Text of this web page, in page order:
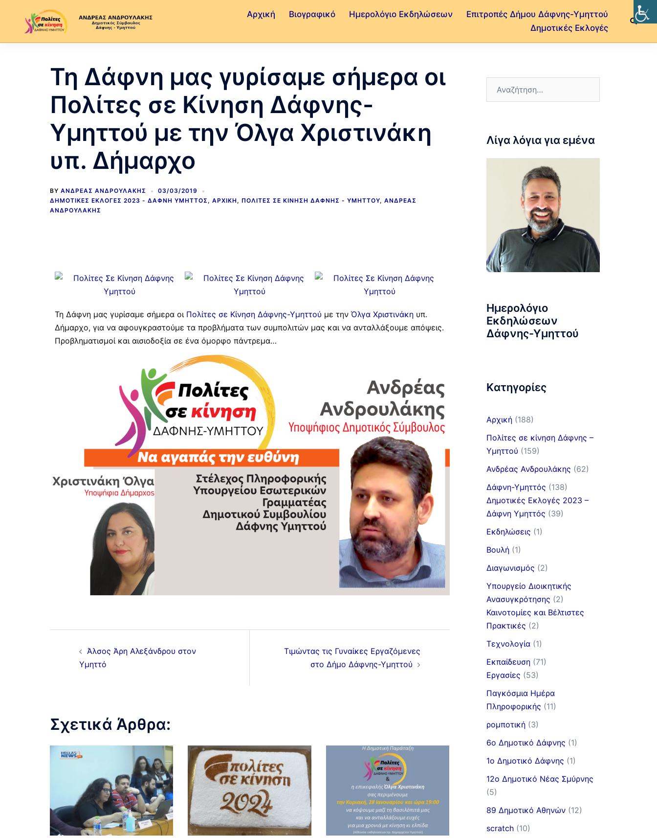
Αρχική Βιογραφικό Ημερολόγιο Εκδηλώσεων
Επιτροπές Δήμου Δάφνης-Υμηττού
Δημοτικές Εκλογές
Τη Δάφνη μας γυρίσαμε σήμερα οι
Πολίτες σε Κίνηση Δάφνης-
Υμηττού με την Όλγα Χριστινάκη
υπ. Δήμαρχο
BY ΑΝΔΡΈΑΣ ΑΝΔΡΟΥΛΆΚΗΣ
03/03/2019
ΔΗΜΟΤΙΚΈΣ ΕΚΛΟΓΈΣ 2023 - ΔΆΦΝΗ ΥΜΗΤΤΌΣ , ΑΡΧΙΚΉ , ΠΟΛΊΤΕΣ ΣΕ ΚΊΝΗΣΗ ΔΆΦΝΗΣ - ΥΜΗΤΤΟΎ, ΑΝΔΡΈΑΣ
ΑΝΔΡΟΥΛΆΚΗΣ
Τη Δάφνη μας γυρίσαμε σήμερα οι Πολίτες σε Κίνηση Δάφνης-Υμηττού με την Όλγα Χριστινάκη υπ.
Δήμαρχο, για να αφουγκραστούμε τα προβλήματα των συμπολιτών μας και να ανταλλάξουμε απόψεις.
Προβληματισμοί και αισιοδοξία σε ένα όμορφο πάντρεμα…
Άλσος Άρη Αλεξάνδρου στον
Υμηττό
Τιμώντας τις Γυναίκες Εργαζόμενες
στο Δήμο Δάφνης-Υμηττού
Σχετικά Άρθρα:
Λίγα λόγια για εμένα
Ημερολόγιο
Εκδηλώσεων
Δάφνης-Υμηττού
Kατηγορίες
Αρχική(188)
Πολίτες σε κίνηση Δάφνης –
Υμηττού (159)
Ανδρέας Ανδρουλάκης (62)
Δάφνη-Υμηττός (138)
Δημοτικές Εκλογές 2023 –
Δάφνη Υμηττός (39)
Εκδηλώσεις (1)
Βουλή(1)
Διαγωνισμός (2)
Υπουργείο Διοικητικής
Ανασυγκρότησης (2)
Καινοτομίες και Βέλτιστες
Πρακτικές (2)
Τεχνολογία(1)
Εκπαίδευση(71)
Εργασίες (53)
Παγκόσμια Ημέρα
Πληροφορικής (11)
ρομποτική(3)
6ο Δημοτικό Δάφνης (1)
1ο Δημοτικό Δάφνης (1)
12ο Δημοτικό Νέας Σμύρνης
(5)
89 Δημοτικό Αθηνών(12)
scratch(10)